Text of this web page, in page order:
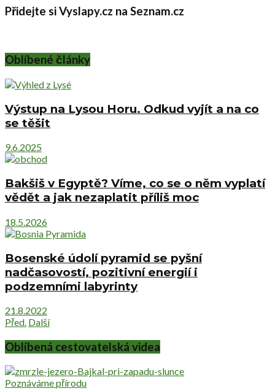
Přidejte si Vyslapy.cz na Seznam.cz
Oblíbené články
Výstup na Lysou Horu. Odkud vyjít a na co
se těšit
9.6.2025
Bakšiš v Egyptě? Víme, co se o něm vyplatí
vědět a jak nezaplatit příliš moc
18.5.2026
Bosenské údolí pyramid se pyšní
nadčasovostí, pozitivní energií i
podzemními labyrinty
21.8.2022
Před. Další
Oblíbená cestovatelská videa
Poznáváme přírodu